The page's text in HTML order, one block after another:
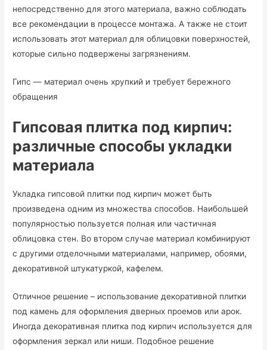
непосредственно для этого материала, важно соблюдать
все рекомендации в процессе монтажа. А также не стоит
использовать этот материал для облицовки поверхностей,
которые сильно подвержены загрязнениям.
Гипс — материал очень хрупкий и требует бережного
обращения
Гипсовая плитка под кирпич:
различные способы укладки
материала
Укладка гипсовой плитки под кирпич может быть
произведена одним из множества способов. Наибольшей
популярностью пользуется полная или частичная
облицовка стен. Во втором случае материал комбинируют
с другими отделочными материалами, например, обоями,
декоративной штукатуркой, кафелем.
Отличное решение – использование декоративной плитки
под камень для оформления дверных проемов или арок.
Иногда декоративная плитка под кирпич используется для
оформления зеркал или ниши. Подобное решение